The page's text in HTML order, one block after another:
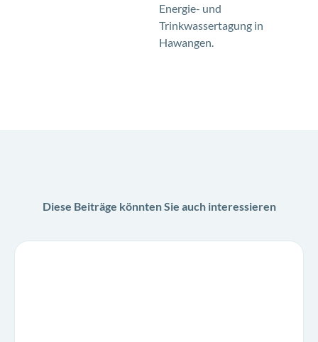
Energie- und
Trinkwassertagung in
Hawangen.
Diese Beiträge könnten Sie auch interessieren